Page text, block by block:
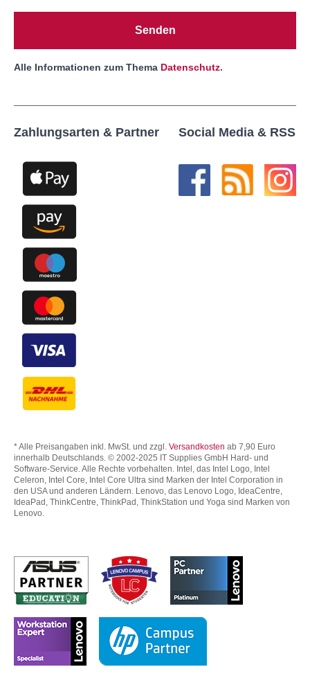
Senden
Alle Informationen zum Thema Datenschutz.
Zahlungsarten & Partner Social Media & RSS
* Alle Preisangaben inkl. MwSt. und zzgl. Versandkosten ab 7,90 Euro
innerhalb Deutschlands. © 2002-2025 IT Supplies GmbH Hard- und
Software-Service. Alle Rechte vorbehalten. Intel, das Intel Logo, Intel
Celeron, Intel Core, Intel Core Ultra sind Marken der Intel Corporation in
den USA und anderen Ländern. Lenovo, das Lenovo Logo, IdeaCentre,
IdeaPad, ThinkCentre, ThinkPad, ThinkStation und Yoga sind Marken von
Lenovo.